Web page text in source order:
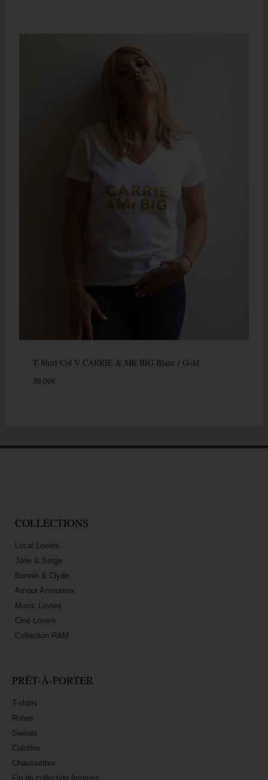
T-Shirt Col V CARRIE & MR.BIG Blanc / Gold
39.00€
COLLECTIONS
Local Lovers
Jane & Serge
Bonnie & Clyde
Amour Amoureux
Music Lovers
Ciné Lovers
Collection R&M
PRÊT-À-PORTER
T-shirts
Robes
Sweats
Culottes
Chaussettes
Fin de collection femmes